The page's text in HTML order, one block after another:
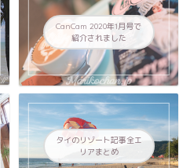
CanCam 2020年1月号で
紹介されました
タイのリゾート記事全エ
リアまとめ